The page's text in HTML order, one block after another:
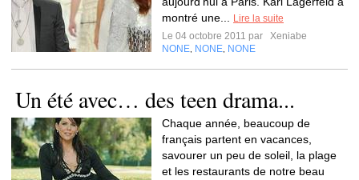
montré une...
Lire la suite
Le 04 octobre 2011 par
Xeniabe
NONE NONE NONE
Un été avec… des teen drama...
Chaque année, beaucoup de
français partent en vacances,
savourer un peu de soleil, la plage
et les restaurants de notre beau